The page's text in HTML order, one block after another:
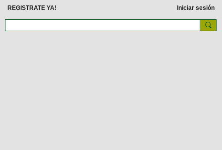
REGISTRATE YA! Iniciar sesión